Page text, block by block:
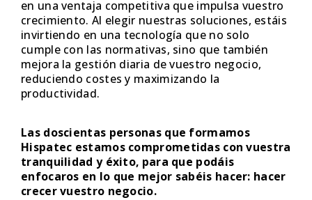
en una ventaja competitiva que impulsa vuestro
crecimiento. Al elegir nuestras soluciones, estáis
invirtiendo en una tecnología que no solo
cumple con las normativas, sino que también
mejora la gestión diaria de vuestro negocio,
reduciendo costes y maximizando la
productividad.
Las doscientas personas que formamos
Hispatec estamos comprometidas con vuestra
tranquilidad y éxito, para que podáis
enfocaros en lo que mejor sabéis hacer: hacer
crecer vuestro negocio.